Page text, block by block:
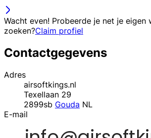
Wacht even! Probeerde je net je eigen
zoeken?Claim profiel
Contactgegevens
Adres
airsoftkings.nl
Texellaan 29
2899sb Gouda NL
E-mail